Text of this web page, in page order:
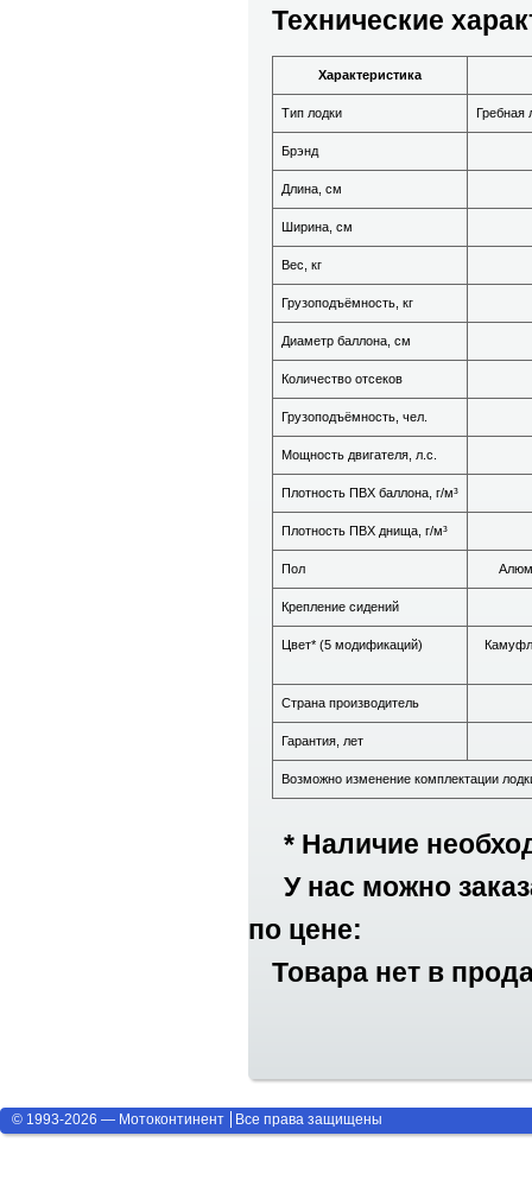
Технические
Характеристика
Тип лодки Гребная
Брэнд
Длина, см
Ширина, см
Вес, кг
Грузоподъёмность, кг
Диаметр баллона, см
Количество отсеков
Грузоподъёмность, чел.
Мощность двигателя, л.с.
Плотность ПВХ баллона, г/м³
Плотность ПВХ днища, г/м³
Пол
Крепление сидений
Цвет* (5 модификаций)
Страна производитель
Гарантия, лет
Возможно изменение комплектации
* Наличие
У нас можно
по цене:
Товара нет в
© 1993-2026 — Мотоконтинент Все права защищены